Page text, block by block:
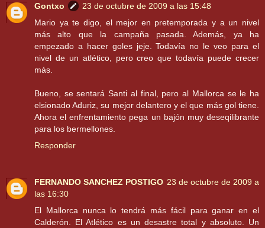
Gontxo
23 de octubre de 2009 a las 15:48
Mario ya te digo, el mejor en pretemporada y a un nivel
más alto que la campaña pasada. Además, ya ha
empezado a hacer goles jeje. Todavía no le veo para el
nivel de un atlético, pero creo que todavía puede crecer
más.
Bueno, se sentará Santi al final, pero al Mallorca se le ha
elsionado Aduriz, su mejor delantero y el que más gol tiene.
Ahora el enfrentamiento pega un bajón muy deseqilibrante
para los bermellones.
Responder
FERNANDO SANCHEZ POSTIGO 23 de octubre de 2009 a
las 16:30
El Mallorca nunca lo tendrá más fácil para ganar en el
Calderón. El Atlético es un desastre total y absoluto. Un